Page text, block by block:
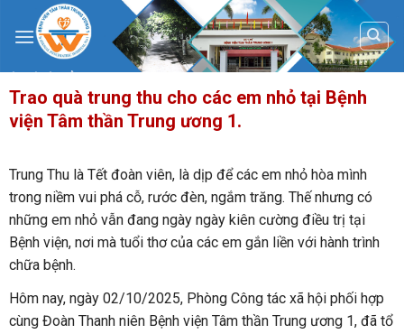
content
Trao quà trung thu cho các em nhỏ tại Bệnh
viện Tâm thần Trung ương 1.
Trung Thu là Tết đoàn viên, là dịp để các em nhỏ hòa mình
trong niềm vui phá cỗ, rước đèn, ngắm trăng. Thế nhưng có
những em nhỏ vẫn đang ngày ngày kiên cường điều trị tại
Bệnh viện, nơi mà tuổi thơ của các em gắn liền với hành trình
chữa bệnh.
Hôm nay, ngày 02/10/2025, Phòng Công tác xã hội phối hợp
cùng Đoàn Thanh niên Bệnh viện Tâm thần Trung ương 1, đã tổ